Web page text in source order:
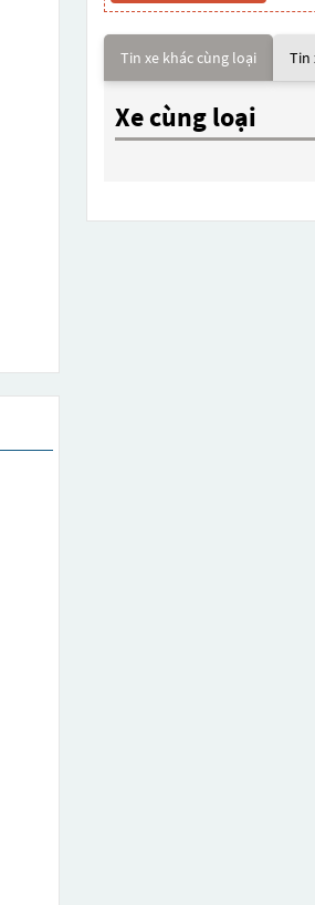
Tin xe khác cùng loại Tin
Xe cùng loại